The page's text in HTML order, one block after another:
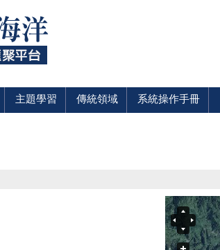
主題學習 傳統領域 系統操作手冊